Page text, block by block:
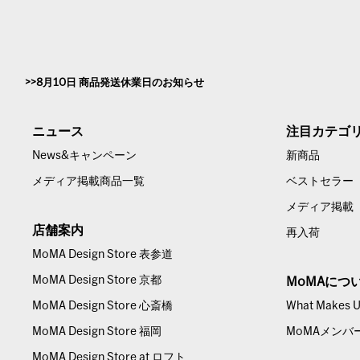
8月10日 商品発送休業日のお知らせ
ニュース
News&キャンペーン
メディア掲載商品一覧
店舗案内
MoMA Design Store 表参道
MoMA Design Store 京都
MoMA Design Store 心斎橋
MoMA Design Store 福岡
MoMA Design Store at ロフト
注目カテゴ
新商品
ベストセラー
メディア掲載
再入荷
MoMAにつ
What Makes
MoMAメンバ